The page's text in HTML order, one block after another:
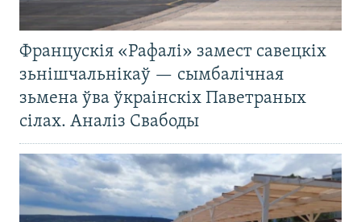
Францускія «Рафалі» замест савецкіх
зьнішчальнікаў — сымбалічная
зьмена ўва ўкраінскіх Паветраных
сілах. Аналіз Свабоды